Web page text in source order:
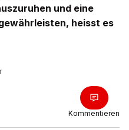
und eine
heisst es
Kommentieren